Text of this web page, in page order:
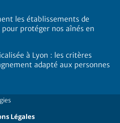
les établissements de
pour protéger nos aînés en
à Lyon : les critères
adapté aux personnes
Légales